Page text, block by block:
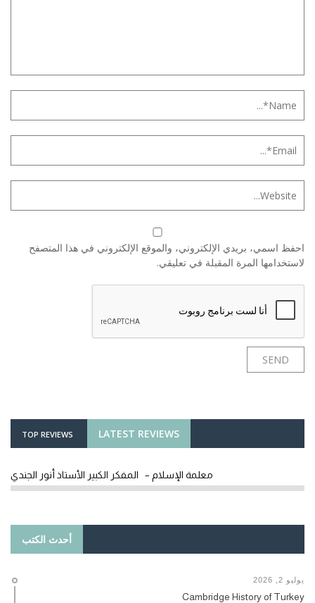
احفظ اسمي، بريدي الإلكتروني، والموقع الإلكتروني في هذا المتصفح
لاستخدامها المرة المقبلة في تعليقي.
LATEST REVIEWS
TOP REVIEWS
معلمة الإسلام – المفكر الكبير الأستاذ أنور الجندي
أحدث الكتب
يوليو 2, 2026
Cambridge History of Turkey